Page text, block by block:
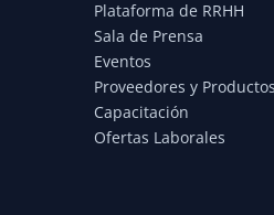
Plataforma de RRHH
Sala de Prensa
Eventos
Proveedores y Productos
Capacitación
Ofertas Laborales